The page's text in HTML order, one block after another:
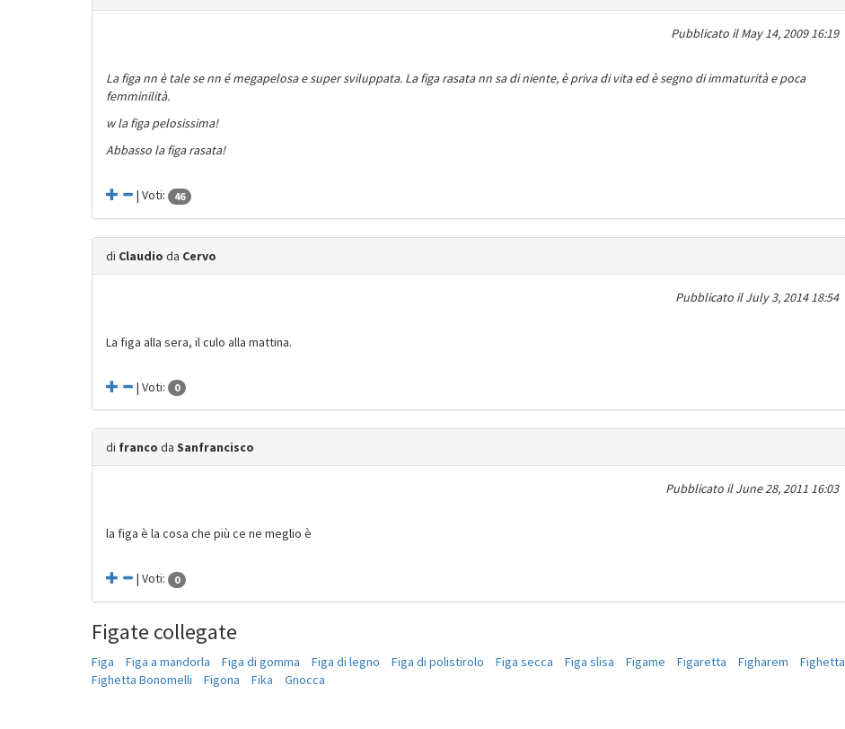
Pubblicato ilMay 14, 2009 16:19
La figa nn è tale se nn é megapelosa e super sviluppata. La figa rasata nn sa di niente, è priva di vita ed è segno di immaturità e poca
femminilità.
w la figa pelosissima!
Abbasso la figa rasata!
| Voti: 46
di Claudio da Cervo
Pubblicato ilJuly 3, 2014 18:54
La figa alla sera, il culo alla mattina.
| Voti: 0
di franco da Sanfrancisco
Pubblicato ilJune 28, 2011 16:03
la figa è la cosa che più ce ne meglio è
| Voti: 0
Figate collegate
Figa Figa a mandorla Figa di gomma Figa di legno Figa di polistirolo Figa secca Figa slisa Figame Figaretta Figharem
Fighetta
Fighetta Bonomelli
Figona Fika Gnocca